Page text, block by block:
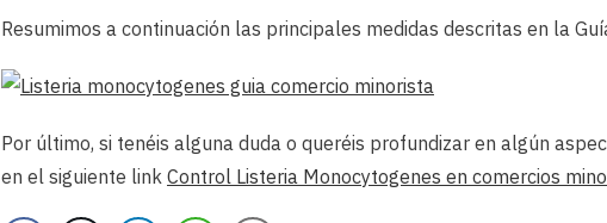
Resumimos a continuación las principales medidas descritas en la
Por último, si tenéis alguna duda o queréis profundizar en algún
en el siguiente link Control Listeria Monocytogenes en comercios